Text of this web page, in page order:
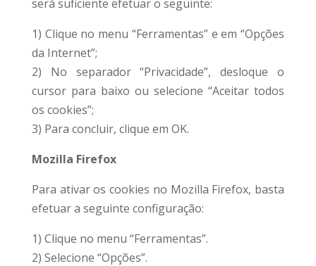
será suficiente efetuar o seguinte:
1) Clique no menu “Ferramentas” e em “Opções
da Internet”;
2) No separador “Privacidade”, desloque o
cursor para baixo ou selecione “Aceitar todos
os cookies”;
3) Para concluir, clique em OK.
Mozilla Firefox
Para ativar os cookies no Mozilla Firefox, basta
efetuar a seguinte configuração:
1) Clique no menu “Ferramentas”.
2) Selecione “Opções”.